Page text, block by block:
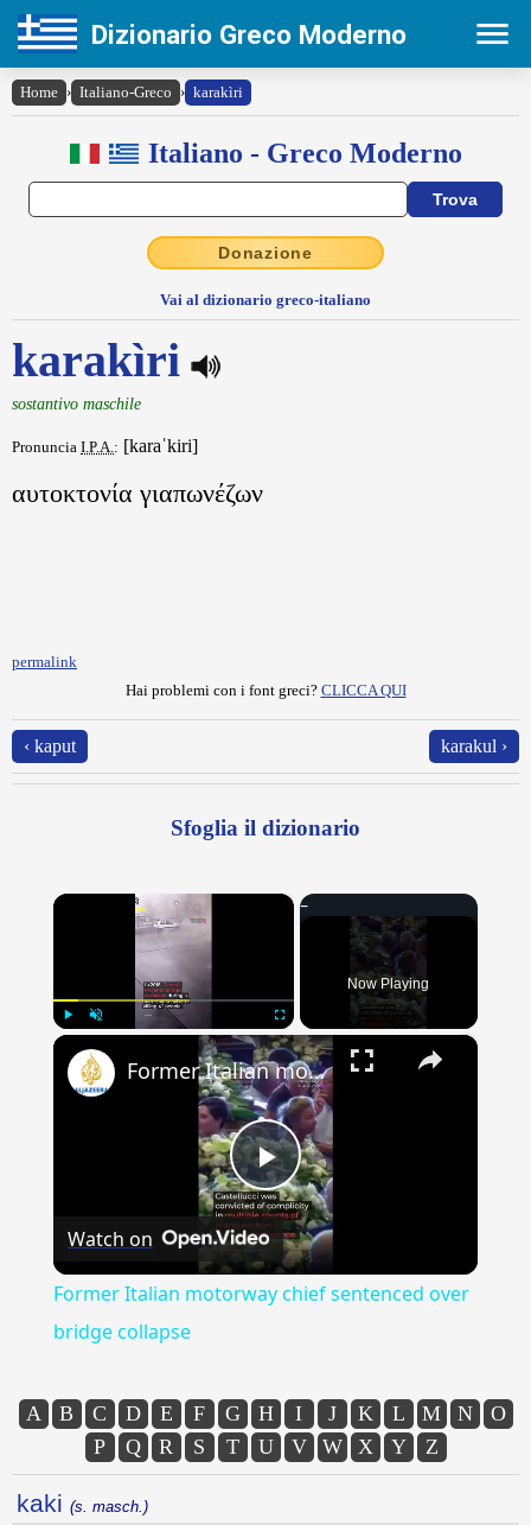
Dizionario Greco Moderno
Home › Italiano-Greco › karakìri
Italiano - Greco Moderno
Donazione
Vai al dizionario greco-italiano
karakìri
sostantivo maschile
Pronuncia I.P.A.: [karaˈkiri]
αυτοκτονία γιαπωνέζων
permalink
Hai problemi con i font greci? CLICCA QUI
‹ kaput karakul ›
Sfoglia il dizionario
×
Fullscreen
Now Playing
×
Play
Video
Former Italian motorway chief sentenced over bridge collapse
Watch on
Former Italian motorway chief sentenced over
bridge collapse
A B C D E F G H I J K L M N
O
P
Q R S T U V W X Y Z
kaki (s. masch.)